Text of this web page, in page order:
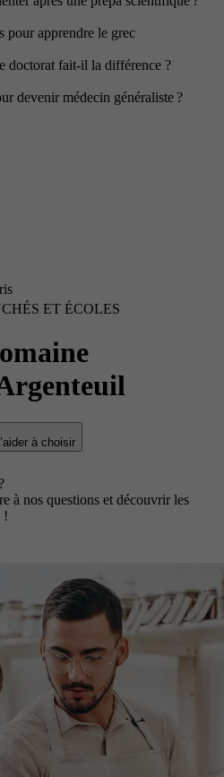
pour apprendre le grec
doctorat fait-il la différence ?
devenir médecin généraliste ?
ET ÉCOLES
à choisir
à nos questions et découvrir les
!